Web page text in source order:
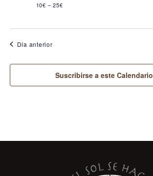
10€ – 25€
Día anterior
Suscribirse a este Calendario